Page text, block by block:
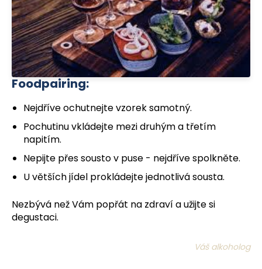
Foodpairing:
Nejdříve ochutnejte vzorek samotný.
Pochutinu vkládejte mezi druhým a třetím
napitím.
Nepijte přes sousto v puse - nejdříve spolkněte.
U větších jídel prokládejte jednotlivá sousta.
Nezbývá než Vám popřát na zdraví a užijte si
degustaci.
Váš alkoholog